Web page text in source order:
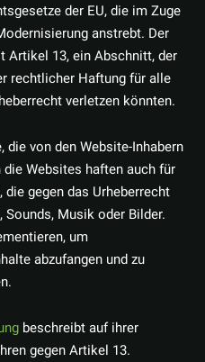
der EU, die im Zuge
anstrebt. Der
13, ein Abschnitt, der
rechtlicher Haftung für alle
verletzen könnten.
die von den Website-Inhabern
Websites haften auch für
gegen das Urheberrecht
Musik oder Bilder.
um
abzufangen und zu
beschreibt auf ihrer
gegen Artikel 13.